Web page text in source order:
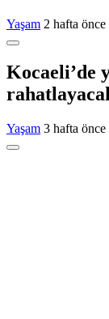
Yaşam 2 hafta önce
Kocaeli’de
Yaşam 3 hafta önce